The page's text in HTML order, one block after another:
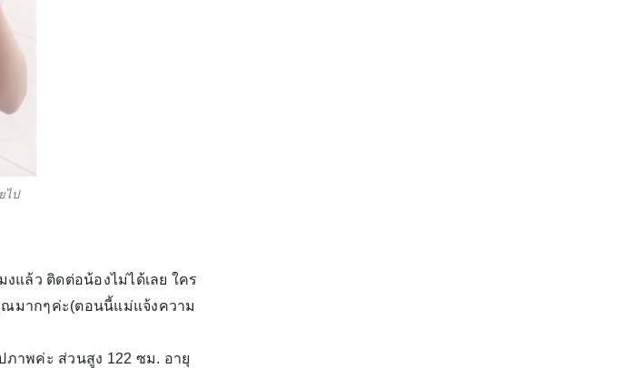
ไป
แล้ว ติดต่อน้องไม่ได้เลย ใคร
มากๆค่ะ(ตอนนี้แม่แจ้งความ
ภาพค่ะ ส่วนสูง 122 ซม. อายุ